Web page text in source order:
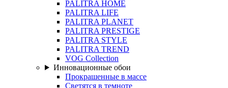
PALITRA HOME
PALITRA LIFE
PALITRA PLANET
PALITRA PRESTIGE
PALITRA STYLE
PALITRA TREND
VOG Collection
Инновационные обои
Прокрашенные в массе
Светятся в темноте